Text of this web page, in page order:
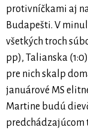
protivníčkami aj
Budapešti. V
všetkých troch
pp), Talianska
pre nich skalp
januárové MS
Martine budú
predchádzajúcom